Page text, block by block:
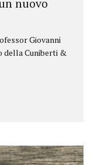
nuovo
Giovanni
della Cuniberti &